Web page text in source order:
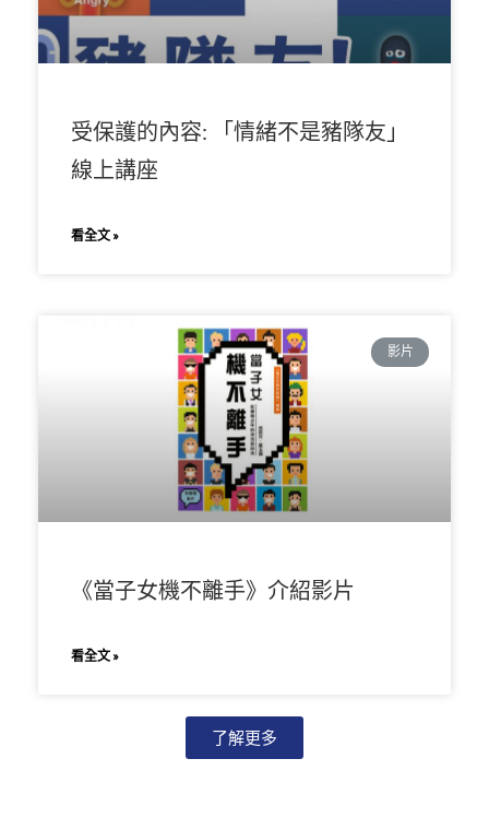
受保護的內容: 「情緒不是豬隊友」
線上講座
看全文 »
影片
《當子女機不離手》介紹影片
看全文 »
了解更多